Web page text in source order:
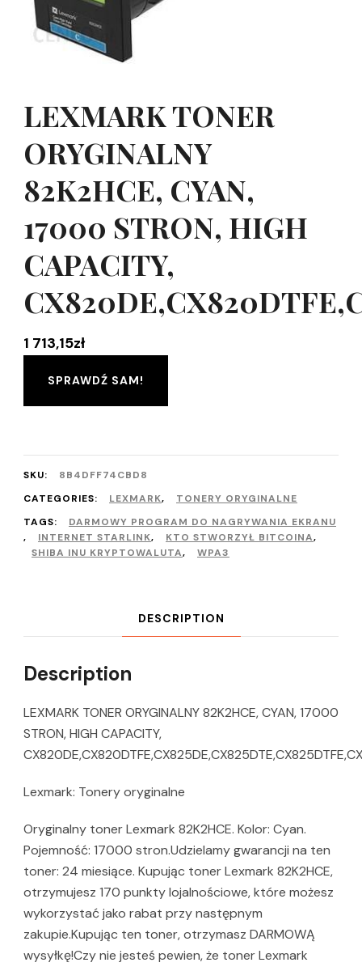
LEXMARK TONER
ORYGINALNY
82K2HCE, CYAN,
17000 STRON, HIGH
CAPACITY,
1 713,15zł
SPRAWDŹ SAM!
SKU:
8B4DFF74CBD8
CATEGORIES:
LEXMARK,
TONERY ORYGINALNE
TAGS:
DARMOWY PROGRAM DO NAGRYWANIA EKRANU
,
INTERNET STARLINK, KTO STWORZYŁ BITCOINA,
SHIBA INU KRYPTOWALUTA, WPA3
DESCRIPTION
Description
LEXMARK TONER ORYGINALNY 82K2HCE, CYAN, 17000
STRON, HIGH CAPACITY,
Lexmark: Tonery oryginalne
Oryginalny toner Lexmark 82K2HCE. Kolor: Cyan.
Pojemność: 17000 stron.Udzielamy gwarancji na ten
toner: 24 miesiące. Kupując toner Lexmark 82K2HCE,
otrzymujesz 170 punkty lojalnościowe, które możesz
wykorzystać jako rabat przy następnym
zakupie.Kupując ten toner, otrzymasz DARMOWĄ
wysyłkę!Czy nie jesteś pewien, że toner Lexmark